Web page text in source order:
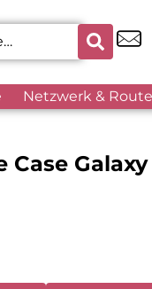
Netzwerk &
Galaxy